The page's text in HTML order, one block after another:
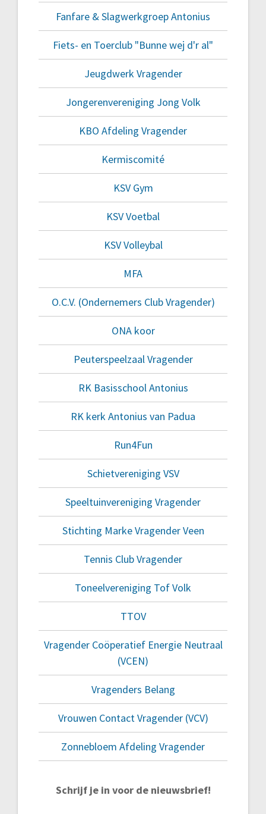
Fanfare & Slagwerkgroep Antonius
Fiets- en Toerclub "Bunne wej d'r al"
Jeugdwerk Vragender
Jongerenvereniging Jong Volk
KBO Afdeling Vragender
Kermiscomité
KSV Gym
KSV Voetbal
KSV Volleybal
MFA
O.C.V. (Ondernemers Club Vragender)
ONA koor
Peuterspeelzaal Vragender
RK Basisschool Antonius
RK kerk Antonius van Padua
Run4Fun
Schietvereniging VSV
Speeltuinvereniging Vragender
Stichting Marke Vragender Veen
Tennis Club Vragender
Toneelvereniging Tof Volk
TTOV
Vragender Coöperatief Energie Neutraal
(VCEN)
Vragenders Belang
Vrouwen Contact Vragender (VCV)
Zonnebloem Afdeling Vragender
Schrijf je in voor de nieuwsbrief!